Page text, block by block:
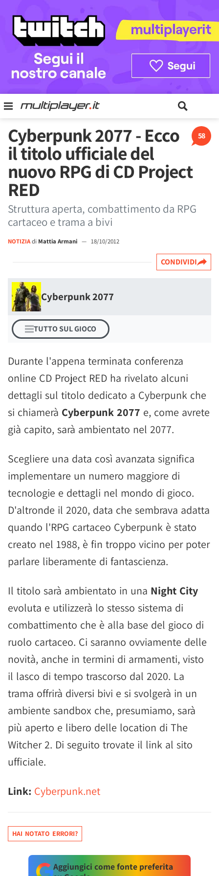
58
Cyberpunk 2077 - Ecco
il titolo ufficiale del
nuovo RPG di CD Project
RED
Struttura aperta, combattimento da RPG
cartaceo e trama a bivi
NOTIZIAdi Mattia Armani — 18/10/2012
CONDIVIDI
Cyberpunk 2077
TUTTO SUL GIOCO
Durante l'appena terminata conferenza
online CD Project RED ha rivelato alcuni
dettagli sul titolo dedicato a Cyberpunk che
si chiamerà Cyberpunk 2077 e, come avrete
già capito, sarà ambientato nel 2077.
Scegliere una data così avanzata significa
implementare un numero maggiore di
tecnologie e dettagli nel mondo di gioco.
D'altronde il 2020, data che sembrava adatta
quando l'RPG cartaceo Cyberpunk è stato
creato nel 1988, è fin troppo vicino per poter
parlare liberamente di fantascienza.
Il titolo sarà ambientato in una Night City
evoluta e utilizzerà lo stesso sistema di
combattimento che è alla base del gioco di
ruolo cartaceo. Ci saranno ovviamente delle
novità, anche in termini di armamenti, visto
il lasco di tempo trascorso dal 2020. La
trama offrirà diversi bivi e si svolgerà in un
ambiente sandbox che, presumiamo, sarà
più aperto e libero delle location di The
Witcher 2. Di seguito trovate il link al sito
ufficiale.
Link: Cyberpunk.net
HAI NOTATO ERRORI?
Aggiungici come fonte preferita